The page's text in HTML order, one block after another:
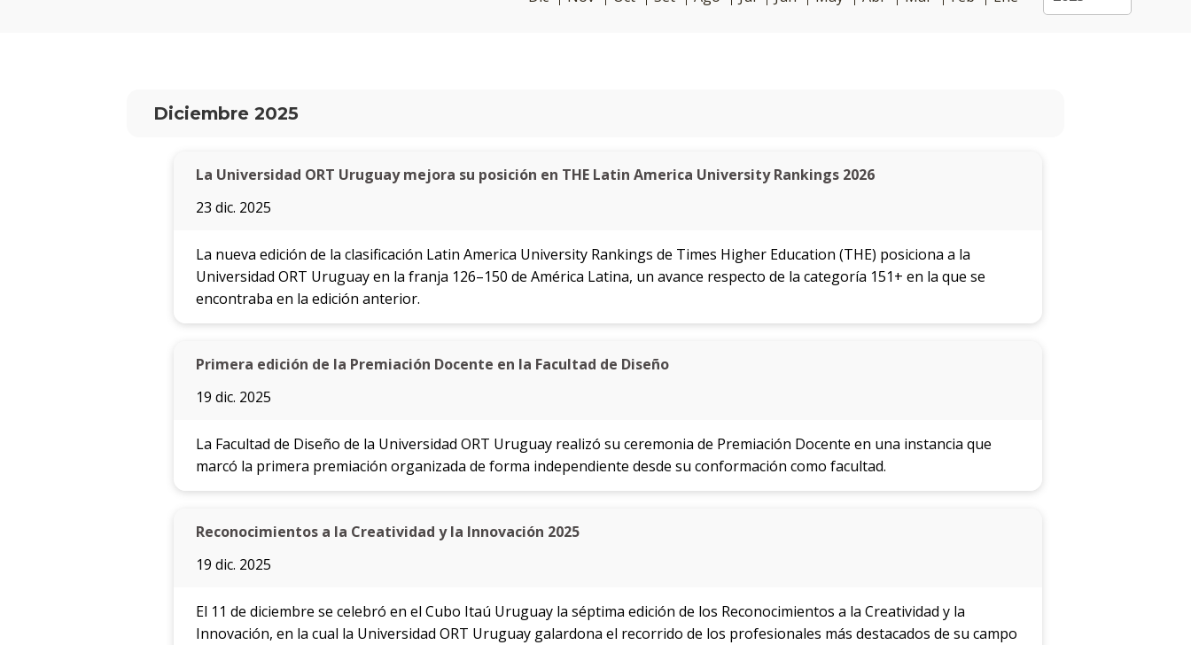
Diciembre 2025
La Universidad ORT Uruguay mejora su posición en THE Latin America University Rankings 2026
23 dic. 2025
La nueva edición de la clasificación Latin America University Rankings de Times Higher Education (THE) posiciona a la
Universidad ORT Uruguay en la franja 126–150 de América Latina, un avance respecto de la categoría 151+ en la que se
encontraba en la edición anterior.
Primera edición de la Premiación Docente en la Facultad de Diseño
19 dic. 2025
La Facultad de Diseño de la Universidad ORT Uruguay realizó su ceremonia de Premiación Docente en una instancia que
marcó la primera premiación organizada de forma independiente desde su conformación como facultad.
Reconocimientos a la Creatividad y la Innovación 2025
19 dic. 2025
El 11 de diciembre se celebró en el Cubo Itaú Uruguay la séptima edición de los Reconocimientos a la Creatividad y la
Innovación, en la cual la Universidad ORT Uruguay galardona el recorrido de los profesionales más destacados de su campo